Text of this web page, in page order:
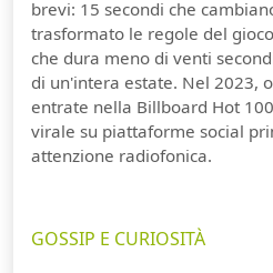
brevi: 15 secondi che
trasformato le regole del
che dura meno di venti
di un'intera estate. Nel 2023,
entrate nella Billboard Hot
virale su piattaforme social
attenzione radiofonica.
GOSSIP E CURIOSITÀ